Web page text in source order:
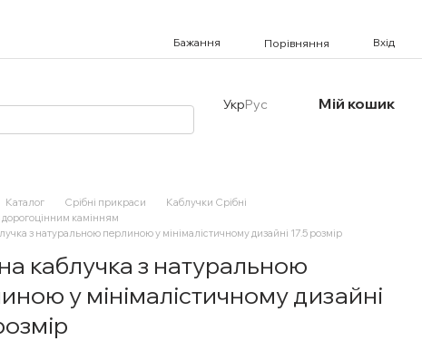
Бажання Порівняння Вхід
УкрРус Мій кошик
Каталог Срібні прикраси
Каблучки Срібні
дорогоцінним камінням
з натуральною перлиною у мінімалістичному дизайні 17.5 розмір
каблучка з натуральною
у мінімалістичному дизайні